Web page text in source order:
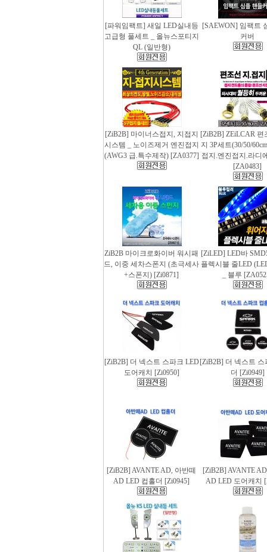
[파워임팩트] 새일 LED실내등
고급형 풀세트 _ 올뉴스포티지
QL (일반형)
[SAEWON] 임팩트
커버
[ZiB2B] 마이너스접지, 지접지
시스템 _ 노이즈제거 엔진접지
(AWG3 급.특수제작) [ZA0377]
[ZiB2B] ZEiLCAR 편
지 3P세트(30/50/
접지.엔진접지.라디
[ZA0483]
ZiB2B 마이크로화이버 워시패
드, 이중 세차스폰지 (초극세사
+스폰지) [Zi0871]
[ZiLED] LED바
플렉시블 줄LED
_ 블루
[ZiB2B] 더 넥스트 스파크 LED
도어캐치 [Zi0950]
[ZiB2B] 더 넥스트 스
더 [Zi0949]
[ZiB2B] AVANTE AD, 아반떼
AD LED 컵홀더 [Zi0945]
[ZiB2B] AVANTE
AD LED 도어캐치